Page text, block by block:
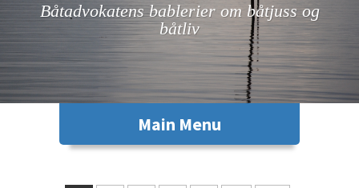
Båtadvokatens bablerier om båtjuss og
båtliv